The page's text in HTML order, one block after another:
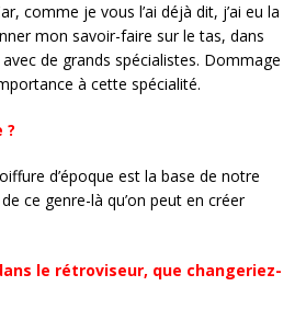
comme je vous l’ai déjà dit, j’ai eu la
mon savoir-faire sur le tas, dans
de grands spécialistes. Dommage
à cette spécialité.
?
d’époque est la base de notre
ce genre-là qu’on peut en créer
le rétroviseur, que changeriez-